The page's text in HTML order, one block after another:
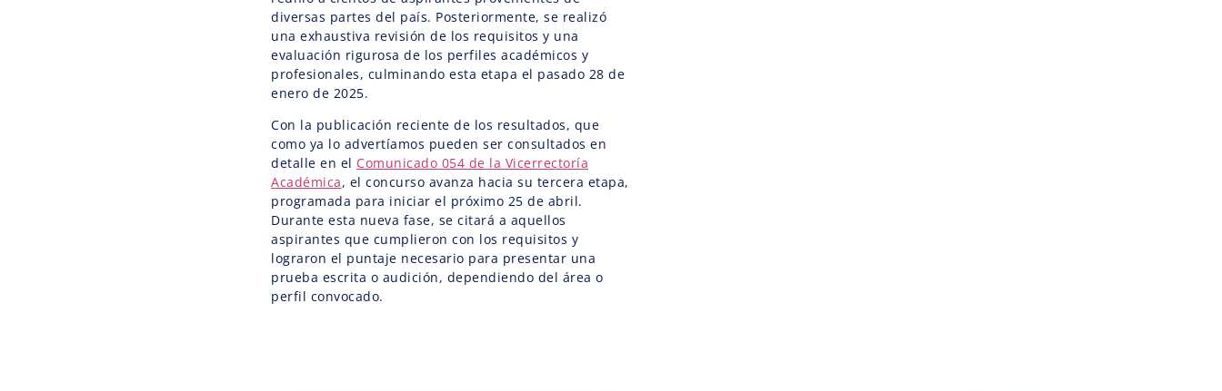
diversas partes del país. Posteriormente, se realizó
una exhaustiva revisión de los requisitos y una
evaluación rigurosa de los perfiles académicos y
profesionales, culminando esta etapa el pasado 28 de
enero de 2025.
Con la publicación reciente de los resultados, que
como ya lo advertíamos pueden ser consultados en
detalle en el Comunicado 054 de la Vicerrectoría
Académica, el concurso avanza hacia su tercera etapa,
programada para iniciar el próximo 25 de abril.
Durante esta nueva fase, se citará a aquellos
aspirantes que cumplieron con los requisitos y
lograron el puntaje necesario para presentar una
prueba escrita o audición, dependiendo del área o
perfil convocado.